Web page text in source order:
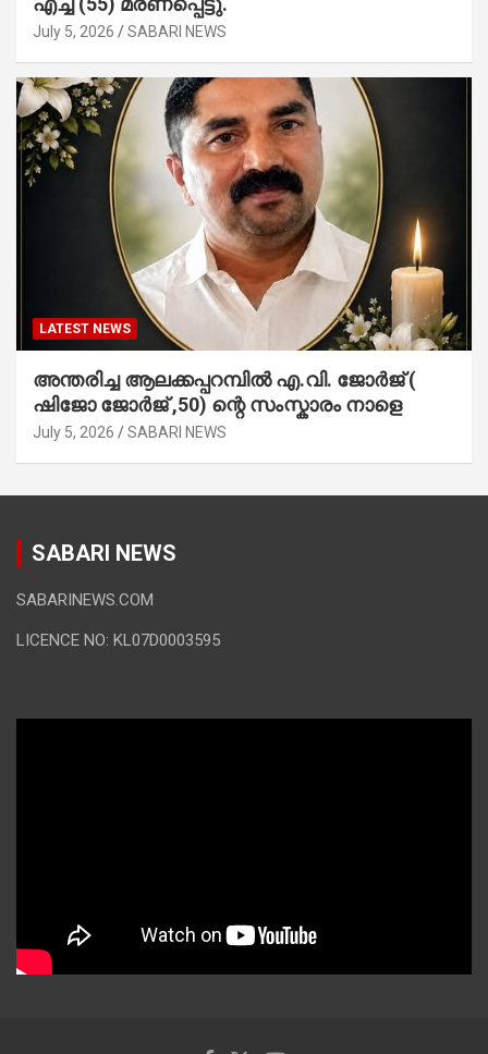
July 5, 2026 SABARI NEWS
LATEST NEWS
അന്തരിച്ച ആ​ല​ക്ക​പ്പ​റമ്പിൽ​ എ.​വി. ജോ​ർ​ജ് (
ഷിജോ ജോർജ് ,50) ന്റെ സംസ്കാരം നാളെ
July 5, 2026 SABARI NEWS
SABARI NEWS
SABARINEWS.COM
LICENCE NO: KL07D0003595